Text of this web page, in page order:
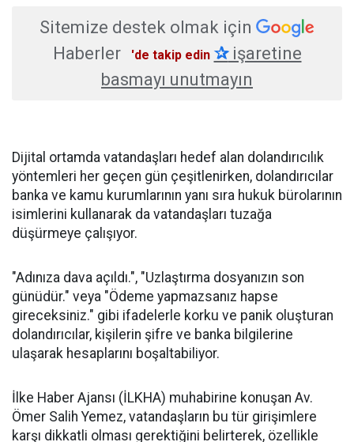
Sitemize destek olmak için
Haberler
'de takip edin ✰işaretine
basmayı unutmayın
Dijital ortamda vatandaşları hedef alan dolandırıcılık
yöntemleri her geçen gün çeşitlenirken, dolandırıcılar
banka ve kamu kurumlarının yanı sıra hukuk bürolarının
isimlerini kullanarak da vatandaşları tuzağa
düşürmeye çalışıyor.
"Adınıza dava açıldı.", "Uzlaştırma dosyanızın son
günüdür." veya "Ödeme yapmazsanız hapse
gireceksiniz." gibi ifadelerle korku ve panik oluşturan
dolandırıcılar, kişilerin şifre ve banka bilgilerine
ulaşarak hesaplarını boşaltabiliyor.
İlke Haber Ajansı (İLKHA) muhabirine konuşan Av.
Ömer Salih Yemez, vatandaşların bu tür girişimlere
karşı dikkatli olması gerektiğini belirterek, özellikle